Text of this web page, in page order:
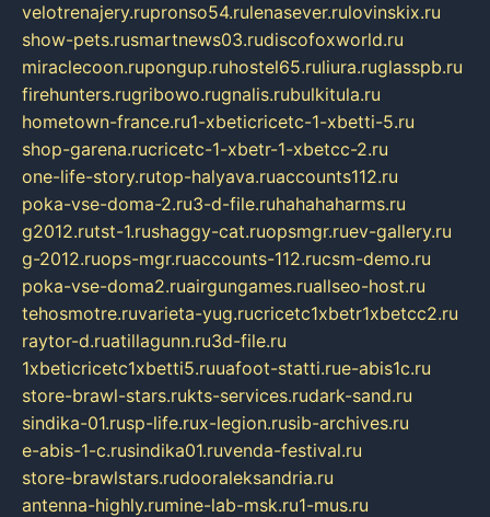
velotrenajery.rupronso54.rulenasever.rulovinskix.ru
show-pets.rusmartnews03.rudiscofoxworld.ru
miraclecoon.rupongup.ruhostel65.ruliura.ruglasspb.ru
firehunters.rugribowo.rugnalis.rubulkitula.ru
hometown-france.ru1-xbeticricetc-1-xbetti-5.ru
shop-garena.rucricetc-1-xbetr-1-xbetcc-2.ru
one-life-story.rutop-halyava.ruaccounts112.ru
poka-vse-doma-2.ru3-d-file.ruhahahaharms.ru
g2012.rutst-1.rushaggy-cat.ruopsmgr.ruev-gallery.ru
g-2012.ruops-mgr.ruaccounts-112.rucsm-demo.ru
poka-vse-doma2.ruairgungames.ruallseo-host.ru
tehosmotre.ruvarieta-yug.rucricetc1xbetr1xbetcc2.ru
raytor-d.ruatillagunn.ru3d-file.ru
1xbeticricetc1xbetti5.ruuafoot-statti.rue-abis1c.ru
store-brawl-stars.rukts-services.rudark-sand.ru
sindika-01.rusp-life.rux-legion.rusib-archives.ru
e-abis-1-c.rusindika01.ruvenda-festival.ru
store-brawlstars.rudooraleksandria.ru
antenna-highly.rumine-lab-msk.ru1-mus.ru